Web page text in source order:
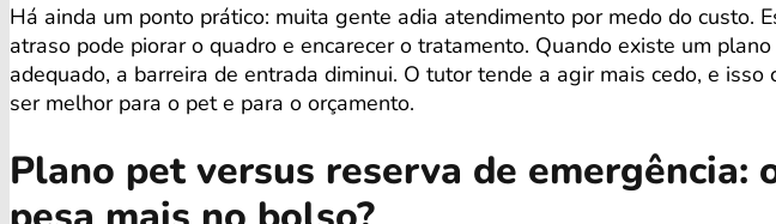
Há ainda um ponto prático: muita gente adia atendimento por medo do custo.
atraso pode piorar o quadro e encarecer o tratamento. Quando existe um plano
adequado, a barreira de entrada diminui. O tutor tende a agir mais cedo, e isso
ser melhor para o pet e para o orçamento.
Plano pet versus reserva de emergência: